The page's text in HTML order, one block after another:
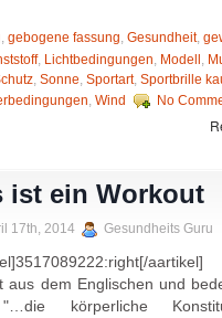
, gebogene fassung, Gesundheit,
, Lichtbedingungen, Modell ,
, Sonne, Sportart, Sportbrille
, Wind No
ist ein Workout
17th, 2014 Gesundheits Guru
aus dem Englischen und
körperliche